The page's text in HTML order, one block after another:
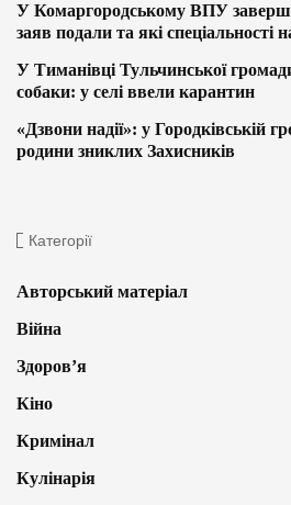
У Комаргородському ВПУ
заяв подали та які спеціальності
У Тиманівці Тульчинської
собаки: у селі ввели карантин
«Дзвони надії»: у Городківській
родини зниклих Захисників
Категорії
Авторський матеріал
Війна
Здоров’я
Кіно
Кримінал
Кулінарія